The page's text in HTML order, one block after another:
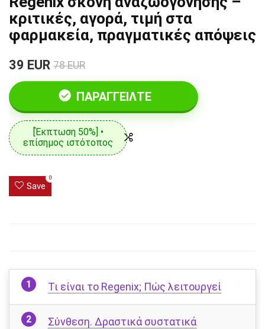
κριτικές, αγορά, τιμή στα
φαρμακεία, πραγματικές απόψεις
39 EUR 78 EUR
ΠΑΡΑΓΓΕΊΛΤΕ
[Έκπτωση 50%] •
επίσημος ιστότοπος
Save
0
Τι είναι το Regenix; Πώς λειτουργεί
Σύνθεση. Δραστικά συστατικά